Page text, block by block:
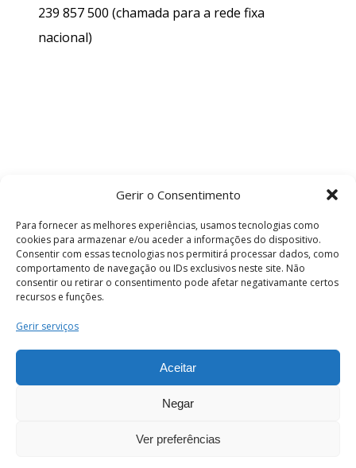
Gerir o Consentimento
Para fornecer as melhores experiências, usamos tecnologias como
cookies para armazenar e/ou aceder a informações do dispositivo.
Consentir com essas tecnologias nos permitirá processar dados, como
comportamento de navegação ou IDs exclusivos neste site. Não
consentir ou retirar o consentimento pode afetar negativamante certos
recursos e funções.
Gerir serviços
Aceitar
Negar
Ver preferências
239 857 500 (chamada para a rede fixa
nacional)
Termos e Condições
os direitos reservados.